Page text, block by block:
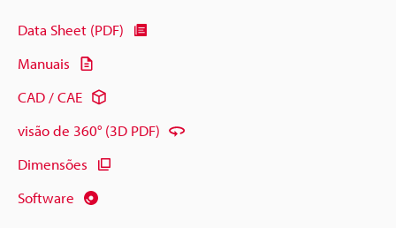
Data Sheet (PDF)
Manuais
CAD / CAE
visão de 360° (3D PDF)
Dimensões
Software